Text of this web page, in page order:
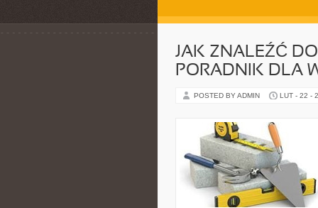
JAK ZNALEŹĆ
PORADNIK DLA
POSTED BY ADMIN LUT - 22 -